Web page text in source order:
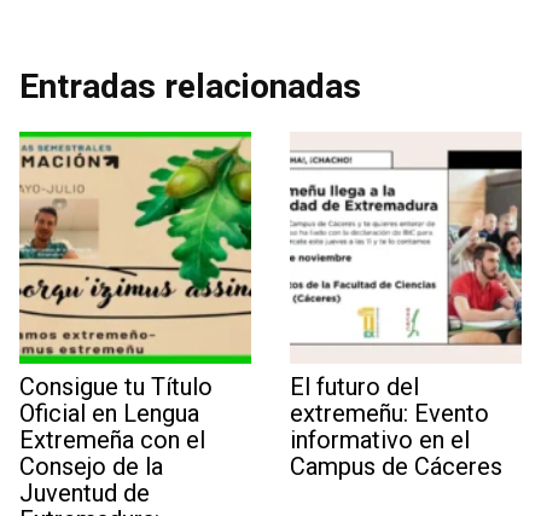
Entradas relacionadas
Consigue tu Título
Oficial en Lengua
Extremeña con el
Consejo de la
Juventud de
El futuro del
extremeñu: Evento
informativo en el
Campus de Cáceres